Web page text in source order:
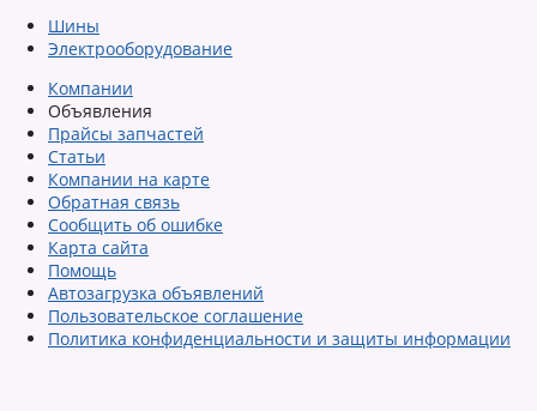
Шины
Электрооборудование
Компании
Объявления
Прайсы запчастей
Статьи
Компании на карте
Обратная связь
Сообщить об ошибке
Карта сайта
Помощь
Автозагрузка объявлений
Пользовательское соглашение
Политика конфиденциальности и защиты информации